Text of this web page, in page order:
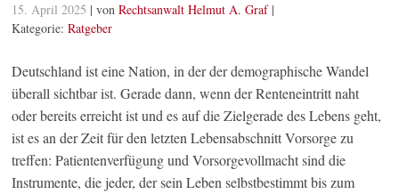
15. April 2025 | vonRechtsanwalt Helmut A. Graf|
Kategorie:Ratgeber
Deutschland ist eine Nation, in der der demographische Wandel
überall sichtbar ist. Gerade dann, wenn der Renteneintritt naht
oder bereits erreicht ist und es auf die Zielgerade des Lebens geht,
ist es an der Zeit für den letzten Lebensabschnitt Vorsorge zu
treffen: Patientenverfügung und Vorsorgevollmacht sind die
Instrumente, die jeder, der sein Leben selbstbestimmt bis zum